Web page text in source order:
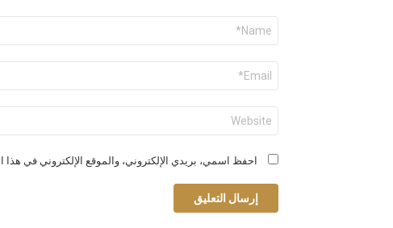
الاسم
البريد
الإلكتروني
*
الموقع
الإلكتروني
احفظ اسمي، بريدي الإلكتروني، والموقع الإلكتروني في هذا